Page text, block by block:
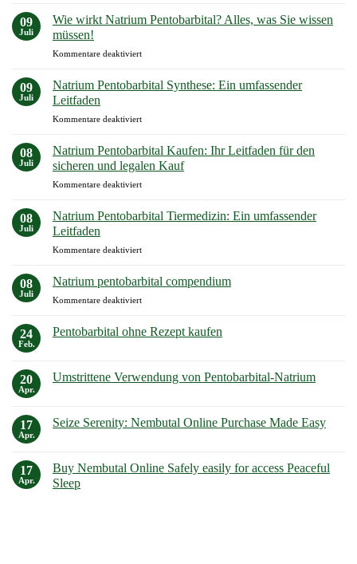
Pentobarbital
in
Anästhesie:
und
09
Juli
Wie wirkt Natrium Pentobarbital? Alles, was Sie wissen
müssen!
Kommentare deaktiviertfür
wirkt
Natrium
Alles,
Sie
wissen
09
Juli
Natrium Pentobarbital Synthese: Ein umfassender
Leitfaden
Kommentare deaktiviertfür
Pentobarbital
Synthese:
Ein
umfassender
08
Juli
Natrium Pentobarbital Kaufen: Ihr Leitfaden für den
sicheren und legalen Kauf
Kommentare deaktiviertfür
Pentobarbital
Kaufen:
Leitfaden
den
und
Kauf
08
Juli
Natrium Pentobarbital Tiermedizin: Ein umfassender
Leitfaden
Kommentare deaktiviertfür
Pentobarbital
Tiermedizin:
Ein
Leitfaden
08
Juli
Natrium pentobarbital compendium
Kommentare deaktiviertfür
pentobarbital
compendium
24
Feb.
Pentobarbital ohne Rezept kaufen
Pentobarbital
20
Apr.
Umstrittene Verwendung von Pentobarbital-Natrium
Umstrittene
Natrium
17
Apr.
Seize Serenity: Nembutal Online Purchase Made Easy
Seize
Serenity:
Nembutal
17
Apr.
Buy Nembutal Online Safely easily for access Peaceful
Sleep